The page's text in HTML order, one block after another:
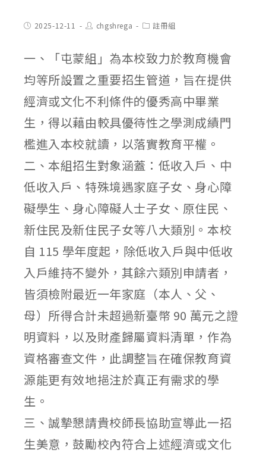
Post2025-12-11
Post
author:
chgshrega
Post註冊組
一、「屯蒙組」為本校致力於教育機會
均等所設置之重要招生管道，旨在提供
經濟或文化不利條件的優秀高中畢業
生，得以藉由較具優待性之學測成績門
檻進入本校就讀，以落實教育平權。
二、本組招生對象涵蓋：低收入戶、中
低收入戶、特殊境遇家庭子女、身心障
礙學生、身心障礙人士子女、原住民、
新住民及新住民子女等八大類別。本校
自 115 學年度起，除低收入戶與中低收
入戶維持不變外，其餘六類別申請者，
皆須檢附最近一年家庭（本人、父、
母）所得合計未超過新臺幣 90 萬元之證
明資料，以及財產歸屬資料清單，作為
資格審查文件，此調整旨在確保教育資
源能更有效地挹注於真正有需求的學
生。
三、誠摯懇請貴校師長協助宣導此一招
生美意，鼓勵校內符合上述經濟或文化